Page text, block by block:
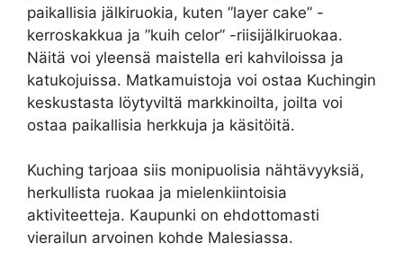
paikallisia jälkiruokia, kuten ”layer cake” -
kerroskakkua ja ”kuih celor” -riisijälkiruokaa.
Näitä voi yleensä maistella eri kahviloissa ja
katukojuissa. Matkamuistoja voi ostaa Kuchingin
keskustasta löytyviltä markkinoilta, joilta voi
ostaa paikallisia herkkuja ja käsitöitä.
Kuching tarjoaa siis monipuolisia nähtävyyksiä,
herkullista ruokaa ja mielenkiintoisia
aktiviteetteja. Kaupunki on ehdottomasti
vierailun arvoinen kohde Malesiassa.